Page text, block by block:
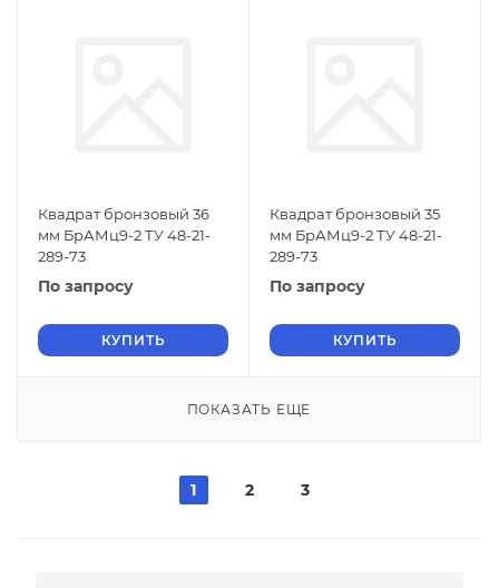
Квадрат бронзовый 36
мм БрАМц9-2 ТУ 48-21-
289-73
По запросу
КУПИТЬ
Квадрат бронзовый 35
мм БрАМц9-2 ТУ 48-21-
289-73
По запросу
КУПИТЬ
ПОКАЗАТЬ ЕЩЕ
1 2 3